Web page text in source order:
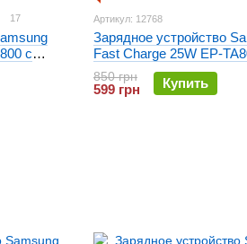
17
с
Артикул: 12768
Зарядное устройство
Fast Charge 25W EP-
кабелем Type-C Черное
850 грн
599 грн Купить